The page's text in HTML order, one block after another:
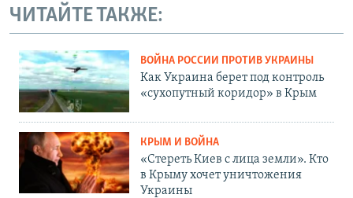
ЧИТАЙТЕ ТАКЖЕ:
ВОЙНА РОССИИ ПРОТИВ УКРАИНЫ
Как Украина берет под контроль
«сухопутный коридор» в Крым
КРЫМ И ВОЙНА
«Стереть Киев с лица земли». Кто
в Крыму хочет уничтожения
Украины